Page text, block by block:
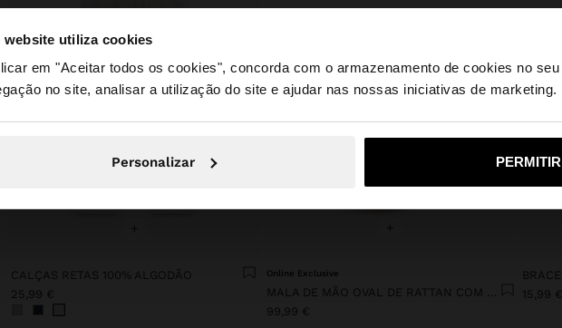
website utiliza cookies
em "Aceitar todos os cookies", concorda com o armazenamento de cookies no
no site, analisar a utilização do site e ajudar nas nossas iniciativas de marketing.
Personalizar
olá
Está a aceder ao site a partir de Portugal. Deseja navegar no nosso site
Sim,
CALÇAS RETAS 100% ALGODÃO
25,99 €
Online Exclusive
MALA DE MÃO OVAL DE RATTAN COM MADEIRA
99,99 €
15,99 €